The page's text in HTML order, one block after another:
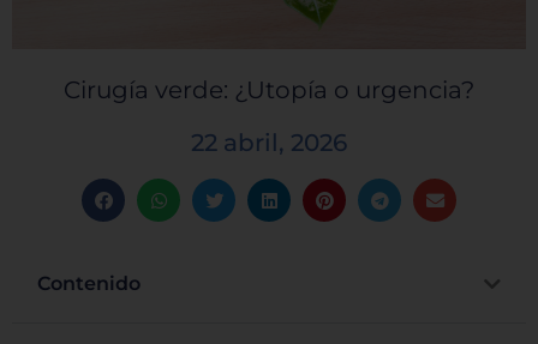
Cirugía verde: ¿Utopía o urgencia?
22 abril, 2026
Contenido